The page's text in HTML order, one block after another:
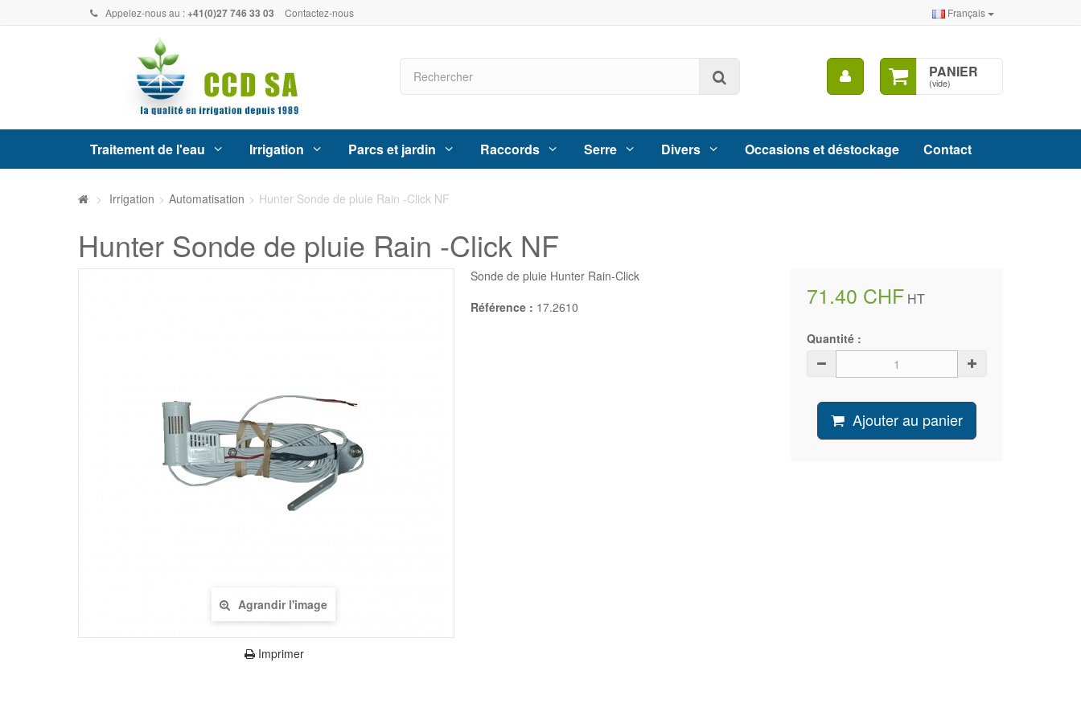
Appelez-nous au :+41(0)27 746 33 03 Contactez-nous Français
PANIER
(vide)
Mon
compte
Traitement de l'eau Irrigation Parcs et jardin Raccords Serre Divers Occasions et déstockage Contact
> Irrigation > Automatisation > Hunter Sonde de pluie Rain -Click NF
Hunter Sonde de pluie Rain -Click NF
Agrandir l'image
Imprimer
71.40 CHF HT
Quantité :
Ajouter au panier
Sonde de pluie Hunter Rain-Click
Référence : 17.2610